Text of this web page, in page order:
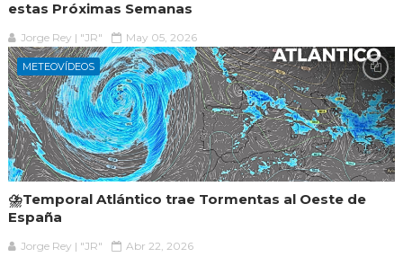
estas Próximas Semanas
Jorge Rey | "JR" May 05, 2026
METEOVÍDEOS
⛈️Temporal Atlántico trae Tormentas al Oeste de
España
Jorge Rey | "JR" Abr 22, 2026